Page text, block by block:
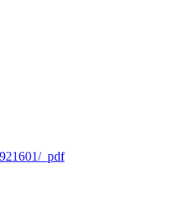
_pdf